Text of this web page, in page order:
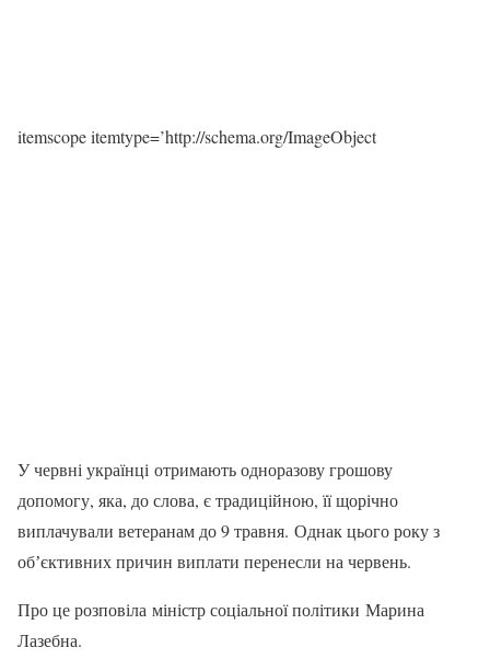
itemscope itemtype=’http://schema.org/ImageObject
У червні українці отримають одноразову грошову
допомогу, яка, до слова, є традиційною, її щорічно
виплачували ветеранам до 9 травня. Однак цього року з
обʼєктивних причин виплати перенесли на червень.
Про це розповіла міністр соціальної політики Марина
Лазебна.